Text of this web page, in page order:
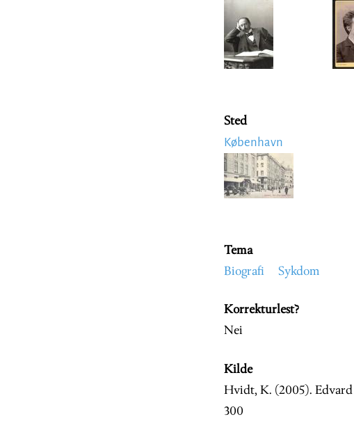
Image
Sted
København
Image
Tema
Biografi
Sykdom
Korrekturlest?
Nei
Kilde
Hvidt, K. (2005).
300